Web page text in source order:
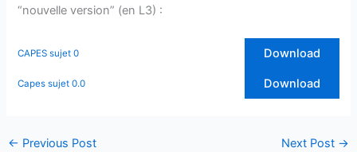
“nouvelle version” (en L3) :
CAPES sujet 0 Download
Capes sujet 0.0 Download
← Previous Post Next Post →